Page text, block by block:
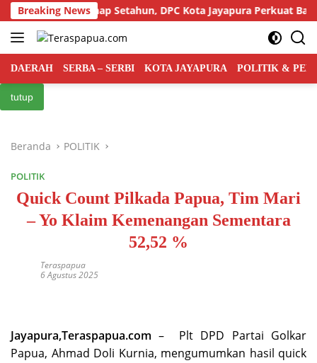
Langsung
ke
konten
Breaking News
Genap Setahun, DPC Kota Jayapura Perkuat Basis dan
DAERAH SERBA – SERBI KOTA JAYAPURA POLITIK &
tutup
Beranda POLITIK
POLITIK
Quick Count Pilkada Papua, Tim Mari
– Yo Klaim Kemenangan Sementara
52,52 %
Teraspapua
6 Agustus 2025
Jayapura,Teraspapua.com – Plt DPD Partai Golkar
Papua, Ahmad Doli Kurnia, mengumumkan hasil quick